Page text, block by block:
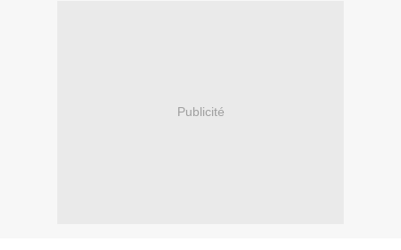
Publicité